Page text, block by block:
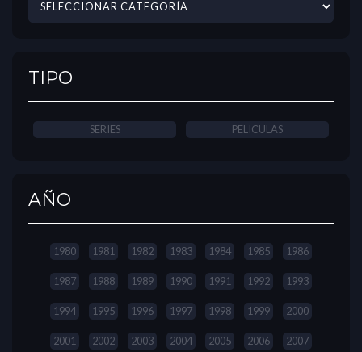
TIPO
SERIES PELICULAS
AÑO
1980 1981 1982 1983 1984 1985 1986
1987 1988 1989 1990 1991 1992 1993
1994 1995 1996 1997 1998 1999 2000
2001 2002 2003 2004 2005 2006 2007